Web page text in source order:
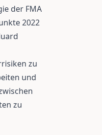
der FMA
2022
zu
und
zu